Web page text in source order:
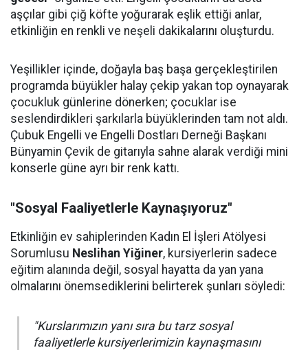
aşçılar gibi çiğ köfte yoğurarak eşlik ettiği anlar,
etkinliğin en renkli ve neşeli dakikalarını oluşturdu.
Yeşillikler içinde, doğayla baş başa gerçekleştirilen
programda büyükler halay çekip yakan top oynayarak
çocukluk günlerine dönerken; çocuklar ise
seslendirdikleri şarkılarla büyüklerinden tam not aldı.
Çubuk Engelli ve Engelli Dostları Derneği Başkanı
Bünyamin Çevik de gitarıyla sahne alarak verdiği mini
konserle güne ayrı bir renk kattı.
"Sosyal Faaliyetlerle Kaynaşıyoruz"
Etkinliğin ev sahiplerinden Kadın El İşleri Atölyesi
Sorumlusu Neslihan Yiğiner, kursiyerlerin sadece
eğitim alanında değil, sosyal hayatta da yan yana
olmalarını önemsediklerini belirterek şunları söyledi:
"Kurslarımızın yanı sıra bu tarz sosyal
faaliyetlerle kursiyerlerimizin kaynaşmasını